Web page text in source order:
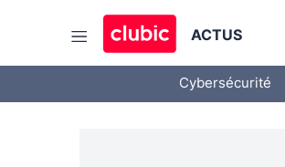
ACTUS
Cybersécurité